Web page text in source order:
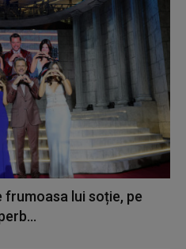
frumoasa lui soție, pe